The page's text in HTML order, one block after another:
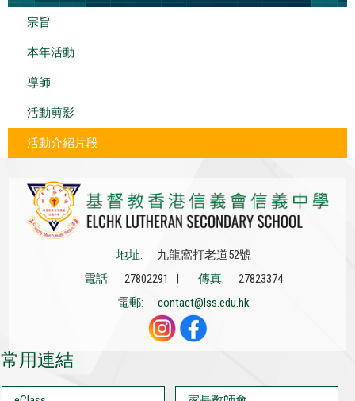
宗旨
本年活動
導師
活動剪影
活動介紹片段
地址:
九龍窩打老道52號
電話:
27802291 | 傳真:
27823374
電郵:
contact@lss.edu.hk
常用連結